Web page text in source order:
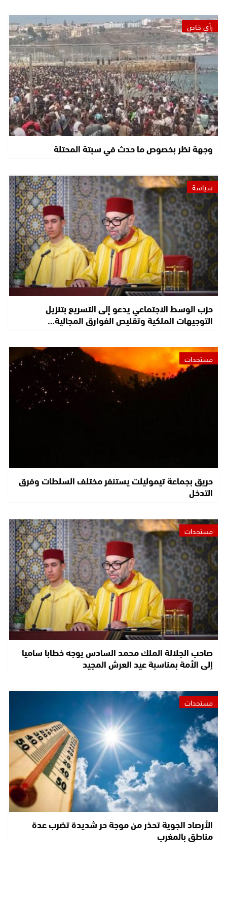
رأي خاص
وجهة نظر بخصوص ما حدث في سبتة المحتلة
سياسة
حزب الوسط الاجتماعي يدعو إلى التسريع بتنزيل
التوجيهات الملكية وتقليص الفوارق المجالية…
مستجدات
حريق بجماعة تيموليلت يستنفر مختلف السلطات وفرق
التدخل
مستجدات
صاحب الجلالة الملك محمد السادس يوجه خطابا ساميا
إلى الأمة بمناسبة عيد العرش المجيد
مستجدات
الأرصاد الجوية تحذر من موجة حر شديدة تضرب عدة
مناطق بالمغرب